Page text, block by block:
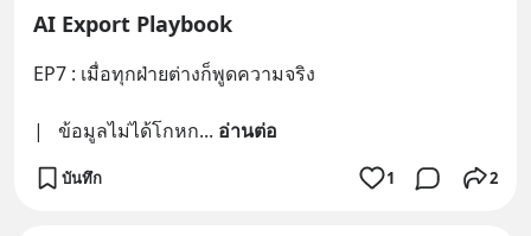
AI Export Playbook
EP7 : เมื่อทุกฝ่ายต่างก็พูดความจริง
|   ข้อมูลไม่ได้โกหก... อ่านต่อ
บันทึก 1 2